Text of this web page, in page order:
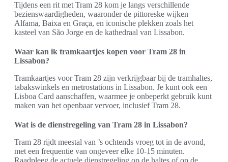
Tijdens een rit met Tram 28 kom je langs verschillende
bezienswaardigheden, waaronder de pittoreske wijken
Alfama, Baixa en Graça, en iconische plekken zoals het
kasteel van São Jorge en de kathedraal van Lissabon.
Waar kan ik tramkaartjes kopen voor Tram 28 in
Lissabon?
Tramkaartjes voor Tram 28 zijn verkrijgbaar bij de tramhaltes,
tabakswinkels en metrostations in Lissabon. Je kunt ook een
Lisboa Card aanschaffen, waarmee je onbeperkt gebruik kunt
maken van het openbaar vervoer, inclusief Tram 28.
Wat is de dienstregeling van Tram 28 in Lissabon?
Tram 28 rijdt meestal van ’s ochtends vroeg tot in de avond,
met een frequentie van ongeveer elke 10-15 minuten.